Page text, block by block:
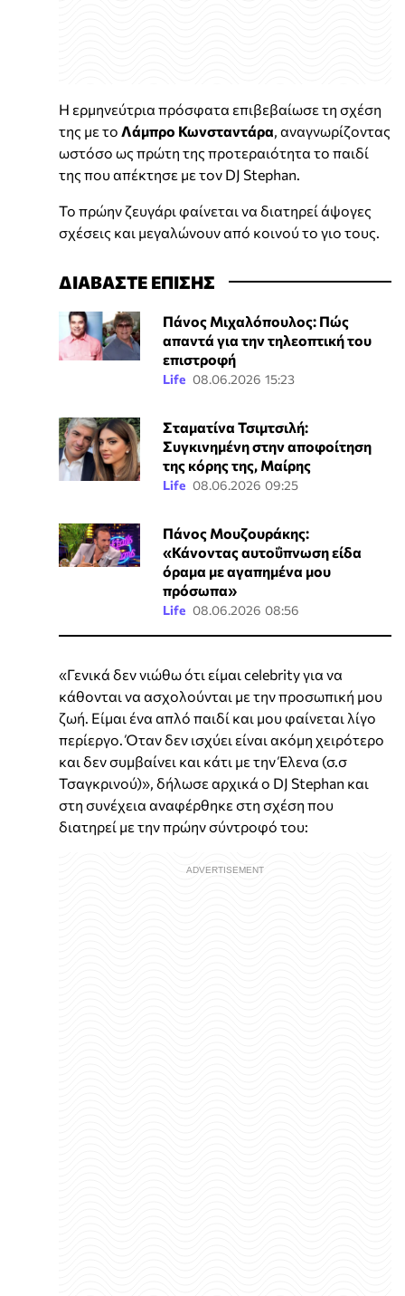
Η ερμηνεύτρια πρόσφατα επιβεβαίωσε τη σχέση
της με το Λάμπρο Κωνσταντάρα , αναγνωρίζοντας
ωστόσο ως πρώτη της προτεραιότητα το παιδί
της που απέκτησε με τον DJ Stephan.
Το πρώην ζευγάρι φαίνεται να διατηρεί άψογες
σχέσεις και μεγαλώνουν από κοινού το γιο τους.
ΔΙΑΒΑΣΤΕ ΕΠΙΣΗΣ
Πάνος Μιχαλόπουλος: Πώς
απαντά για την τηλεοπτική του
επιστροφή
Life 08.06.2026 15:23
Σταματίνα Τσιμτσιλή:
Συγκινημένη στην αποφοίτηση
της κόρης της, Μαίρης
Life 08.06.2026 09:25
Πάνος Μουζουράκης:
«Κάνοντας αυτοΰπνωση είδα
όραμα με αγαπημένα μου
πρόσωπα»
Life 08.06.2026 08:56
«Γενικά δεν νιώθω ότι είμαι celebrity για να
κάθονται να ασχολούνται με την προσωπική μου
ζωή. Είμαι ένα απλό παιδί και μου φαίνεται λίγο
περίεργο. Όταν δεν ισχύει είναι ακόμη χειρότερο
και δεν συμβαίνει και κάτι με την Έλενα (σ.σ
Τσαγκρινού)», δήλωσε αρχικά ο DJ Stephan και
στη συνέχεια αναφέρθηκε στη σχέση που
διατηρεί με την πρώην σύντροφό του: